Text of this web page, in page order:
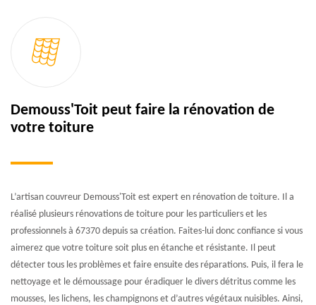
Demouss'Toit peut faire la rénovation de
votre toiture
L’artisan couvreur Demouss'Toit est expert en rénovation de toiture. Il a
réalisé plusieurs rénovations de toiture pour les particuliers et les
professionnels à 67370 depuis sa création. Faites-lui donc confiance si vous
aimerez que votre toiture soit plus en étanche et résistante. Il peut
détecter tous les problèmes et faire ensuite des réparations. Puis, il fera le
nettoyage et le démoussage pour éradiquer le divers détritus comme les
mousses, les lichens, les champignons et d’autres végétaux nuisibles. Ainsi,